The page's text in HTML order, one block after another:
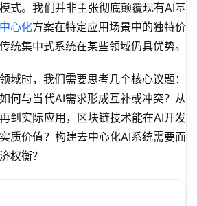
式。我们并非主张彻底颠覆现有AI基
心化方案在特定应用场景中的独特价
统集中式系统在某些领域仍具优势。
域时，我们需要思考几个核心议题：
何与当代AI需求形成互补或冲突？从
到实际应用，区块链技术能在AI开发
质价值？构建去中心化AI系统需要面
权衡？